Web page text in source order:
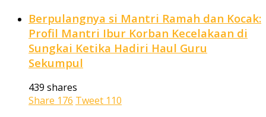
Berpulangnya si Mantri Ramah dan Kocak:
Profil Mantri Ibur Korban Kecelakaan di
Sungkai Ketika Hadiri Haul Guru
Sekumpul
439 shares
Share 176 Tweet 110